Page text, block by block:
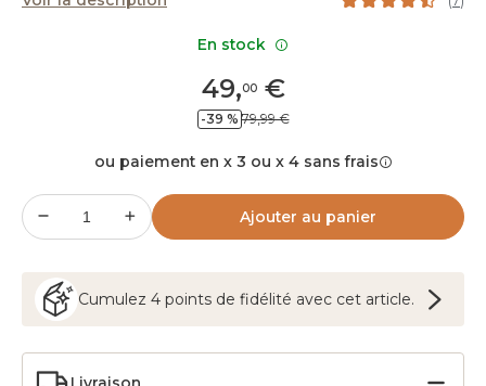
49,00€
-39 % 79,99 €
ou paiement en x 3 ou x 4 sans frais
Ajouter au panier
Cumulez 4 points de fidélité avec cet article.